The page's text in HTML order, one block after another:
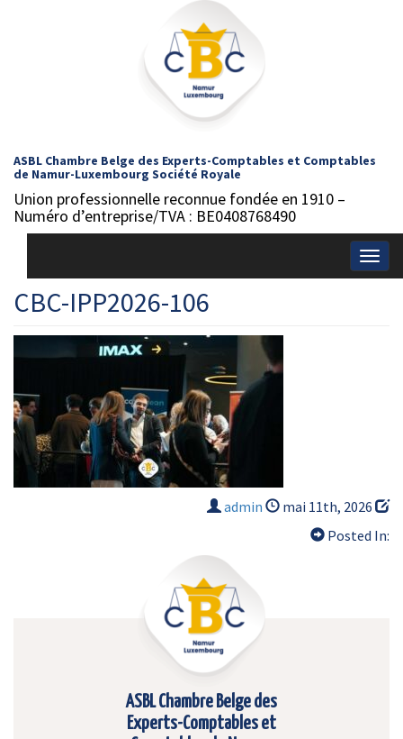
ASBL Chambre Belge des Experts-Comptables et Comptables
de Namur-Luxembourg Société Royale
Union professionnelle reconnue fondée en 1910 –
Numéro d’entreprise/TVA : BE0408768490
CBC-IPP2026-106
admin
mai 11th, 2026
Posted In:
ASBL Chambre Belge des
Experts-Comptables et